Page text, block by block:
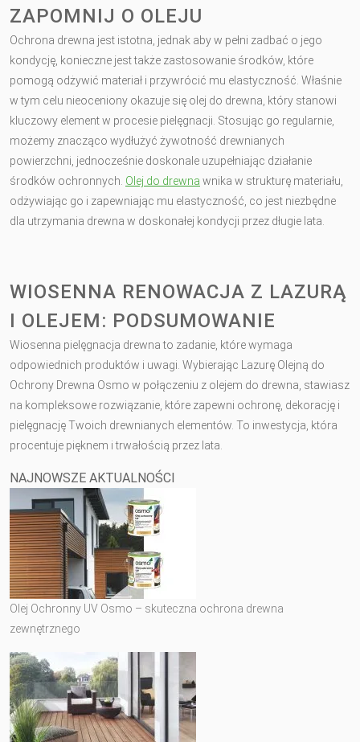
ZAPOMNIJ O OLEJU
Ochrona drewna jest istotna, jednak aby w pełni zadbać o jego
kondycję, konieczne jest także zastosowanie środków, które
pomogą odżywić materiał i przywrócić mu elastyczność. Właśnie
w tym celu nieoceniony okazuje się olej do drewna, który stanowi
kluczowy element w procesie pielęgnacji. Stosując go regularnie,
możemy znacząco wydłużyć żywotność drewnianych
powierzchni, jednocześnie doskonale uzupełniając działanie
środków ochronnych. Olej do drewna wnika w strukturę materiału,
odżywiając go i zapewniając mu elastyczność, co jest niezbędne
dla utrzymania drewna w doskonałej kondycji przez długie lata.
WIOSENNA RENOWACJA Z LAZURĄ
I OLEJEM: PODSUMOWANIE
Wiosenna pielęgnacja drewna to zadanie, które wymaga
odpowiednich produktów i uwagi. Wybierając Lazurę Olejną do
Ochrony Drewna Osmo w połączeniu z olejem do drewna, stawiasz
na kompleksowe rozwiązanie, które zapewni ochronę, dekorację i
pielęgnację Twoich drewnianych elementów. To inwestycja, która
procentuje pięknem i trwałością przez lata.
NAJNOWSZE AKTUALNOŚCI
Olej Ochronny UV Osmo – skuteczna ochrona drewna
zewnętrznego